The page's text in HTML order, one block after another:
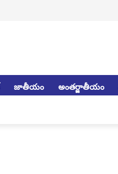
జాతీయం అంతర్జాతీయం